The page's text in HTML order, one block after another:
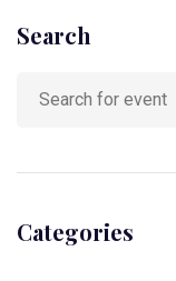
Search
Categories